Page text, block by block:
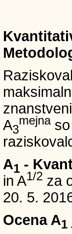
A3
mejnaso
A1 -
in A1/2 za
20. 5.
Ocena A1